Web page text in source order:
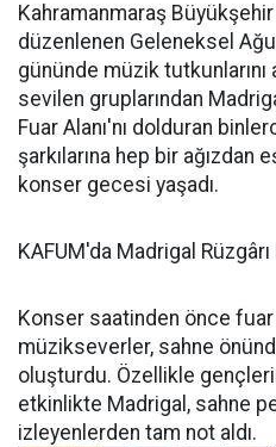
Kahramanmaraş
düzenlenen Geleneksel
gününde müzik
sevilen gruplarından
Fuar Alanı'nı dolduran
şarkılarına hep bir
konser gecesi yaşadı.
KAFUM'da Madrigal Rüzgârı
Konser saatinden önce fuar
müzikseverler, sahne
oluşturdu. Özellikle
etkinlikte Madrigal, sahne
izleyenlerden tam not aldı.